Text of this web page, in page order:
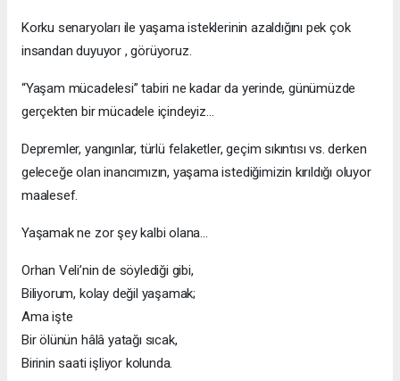
Korku senaryoları ile yaşama isteklerinin azaldığını pek çok
insandan duyuyor , görüyoruz.
“Yaşam mücadelesi” tabiri ne kadar da yerinde, günümüzde
gerçekten bir mücadele içindeyiz…
Depremler, yangınlar, türlü felaketler, geçim sıkıntısı vs. derken
geleceğe olan inancımızın, yaşama istediğimizin kırıldığı oluyor
maalesef.
Yaşamak ne zor şey kalbi olana…
Orhan Veli’nin de söylediği gibi,
Biliyorum, kolay değil yaşamak;
Ama işte
Bir ölünün hâlâ yatağı sıcak,
Birinin saati işliyor kolunda.